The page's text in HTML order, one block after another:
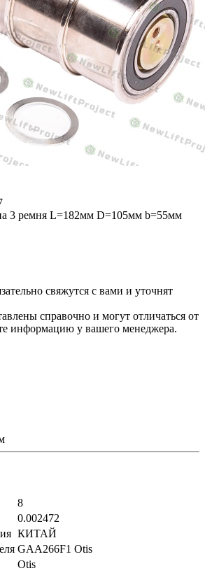
3 ремня L=182мм D=105мм b=55мм
свяжутся с вами и уточнят
справочно и могут отличаться от
информацию у вашего менеджера.
8
0.002472
КИТАЙ
GAA266F1 Otis
Otis